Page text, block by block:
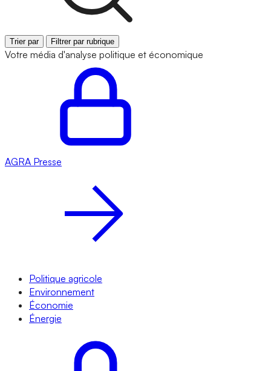
Trier par Filtrer par rubrique
Votre média d'analyse politique et économique
AGRA Presse
Politique agricole
Environnement
Économie
Énergie